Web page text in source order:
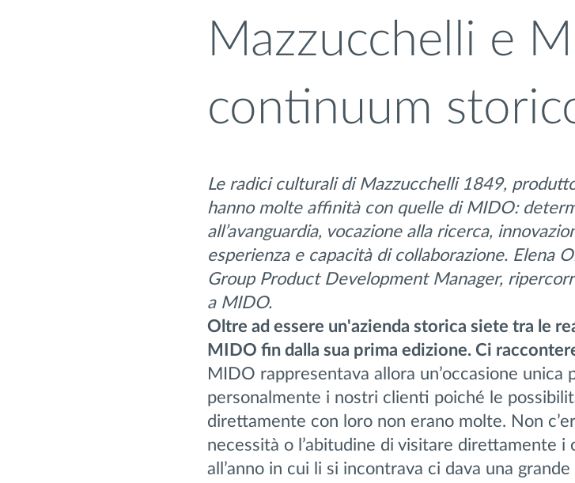
Mazzucchelli e
continuum
Le radici culturali di Mazzucchelli 1849,
hanno molte affinità con quelle di MIDO:
all’avanguardia, vocazione alla ricerca,
esperienza e capacità di collaborazione. Elena
Group Product Development Manager,
a MIDO.
Oltre ad essere un'azienda storica siete tra le
MIDO fin dalla sua prima edizione. Ci
MIDO rappresentava allora un’occasione unica
personalmente i nostri clienti poiché le
direttamente con loro non erano molte. Non
necessità o l’abitudine di visitare direttamente i
all’anno in cui li si incontrava ci dava una